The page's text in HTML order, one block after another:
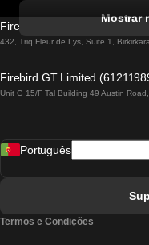
Mostrar
Firebird GT Limited (OC
432, Triq Fleur de Lys, Suite 1,
Firebird GT Limited
Unit G 15/F Tal Building 49 Austin
Português
Termos e Condições